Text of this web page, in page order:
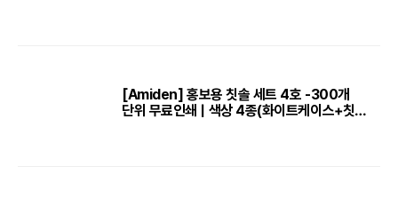
[Amiden] 홍보용 칫솔 세트 4호 -300개
단위 무료인쇄 | 색상 4종(화이트케이스+칫솔